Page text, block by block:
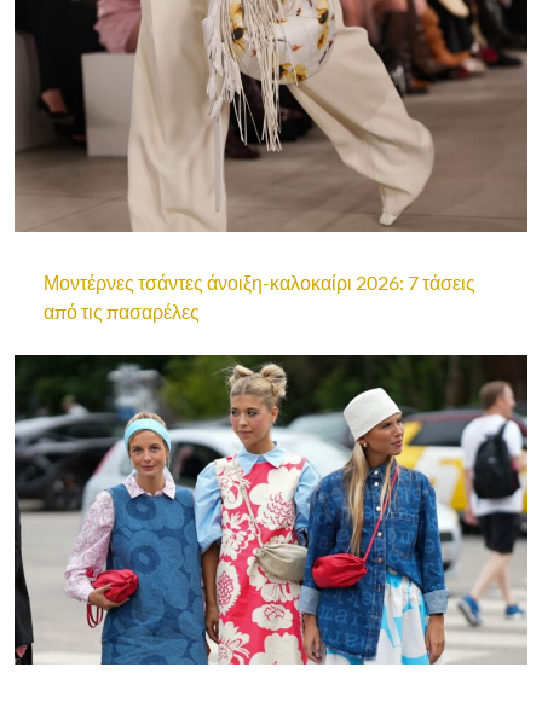
Μοντέρνες τσάντες άνοιξη-καλοκαίρι 2026: 7 τάσεις
από τις πασαρέλες